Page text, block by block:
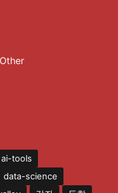
Other
ai-tools
data-science